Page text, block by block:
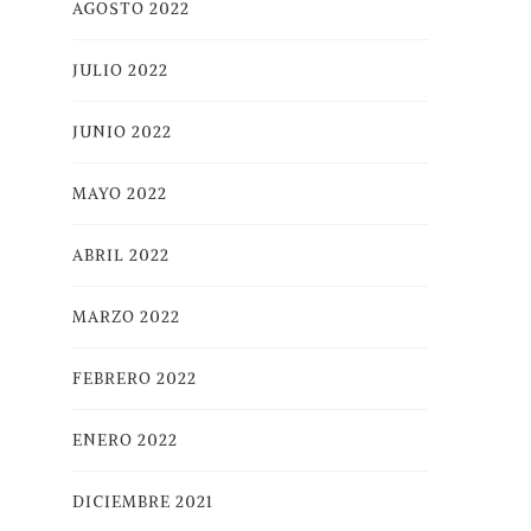
AGOSTO 2022
JULIO 2022
JUNIO 2022
MAYO 2022
ABRIL 2022
MARZO 2022
FEBRERO 2022
ENERO 2022
DICIEMBRE 2021